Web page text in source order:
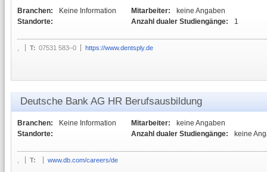
Branchen:
Keine Information
Standorte:
Mitarbeiter:
keine Angaben
Anzahl dualer Studiengänge:
1
T: 07531 583–0 https://www.dentsply.de
Deutsche Bank AG HR Berufsausbildung
Branchen:
Keine Information
Standorte:
Mitarbeiter:
keine Angaben
Anzahl dualer Studiengänge:
keine
T: www.db.com/careers/de